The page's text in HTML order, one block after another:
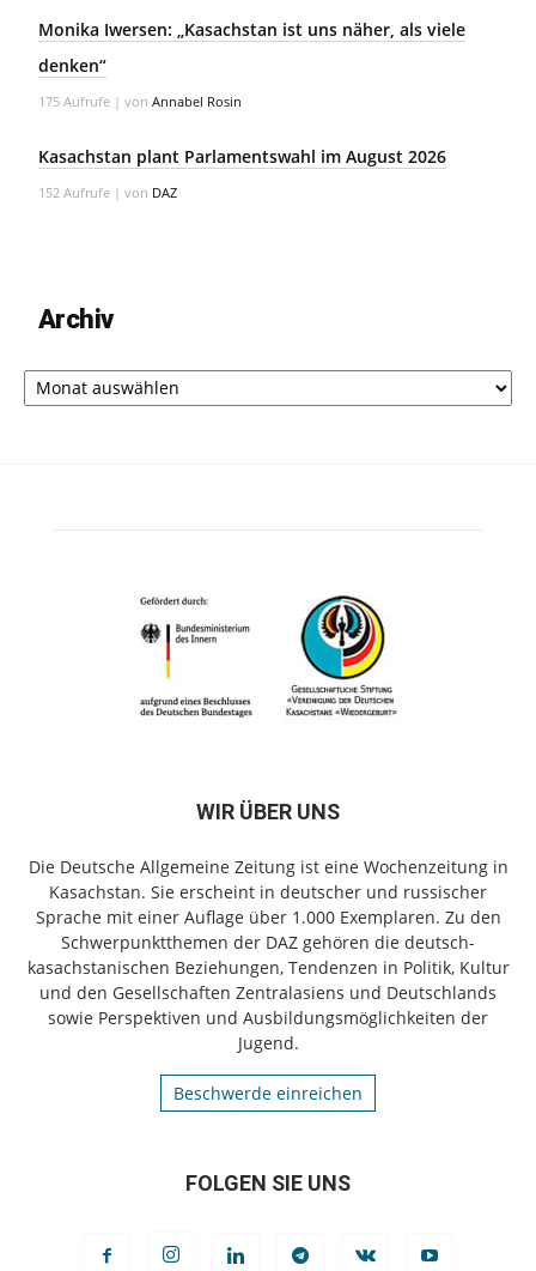
Monika Iwersen: „Kasachstan ist uns näher, als viele
denken“
175 Aufrufe | von Annabel Rosin
Kasachstan plant Parlamentswahl im August 2026
152 Aufrufe | von DAZ
Archiv
Archiv
WIR ÜBER UNS
Die Deutsche Allgemeine Zeitung ist eine Wochenzeitung in
Kasachstan. Sie erscheint in deutscher und russischer
Sprache mit einer Auflage über 1.000 Exemplaren. Zu den
Schwerpunktthemen der DAZ gehören die deutsch-
kasachstanischen Beziehungen, Tendenzen in Politik, Kultur
und den Gesellschaften Zentralasiens und Deutschlands
sowie Perspektiven und Ausbildungsmöglichkeiten der
Jugend.
Beschwerde einreichen
FOLGEN SIE UNS